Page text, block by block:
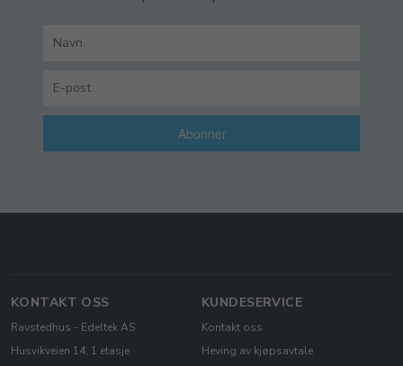
Abonner
KONTAKT OSS
Ravstedhus - Edeltek AS
Husvikveien 14, 1 etasje
KUNDESERVICE
Kontakt oss
Heving av kjøpsavtale